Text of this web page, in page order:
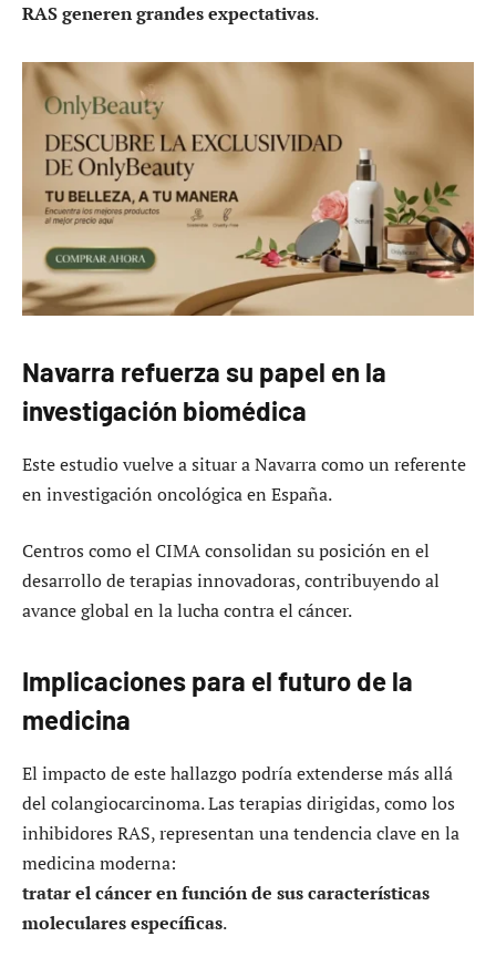
RAS generen grandes expectativas.
Navarra refuerza su papel en la
investigación biomédica
Este estudio vuelve a situar a Navarra como un referente
en investigación oncológica en España.
Centros como el CIMA consolidan su posición en el
desarrollo de terapias innovadoras, contribuyendo al
avance global en la lucha contra el cáncer.
Implicaciones para el futuro de la
medicina
El impacto de este hallazgo podría extenderse más allá
del colangiocarcinoma. Las terapias dirigidas, como los
inhibidores RAS, representan una tendencia clave en la
medicina moderna:
tratar el cáncer en función de sus características
moleculares específicas.